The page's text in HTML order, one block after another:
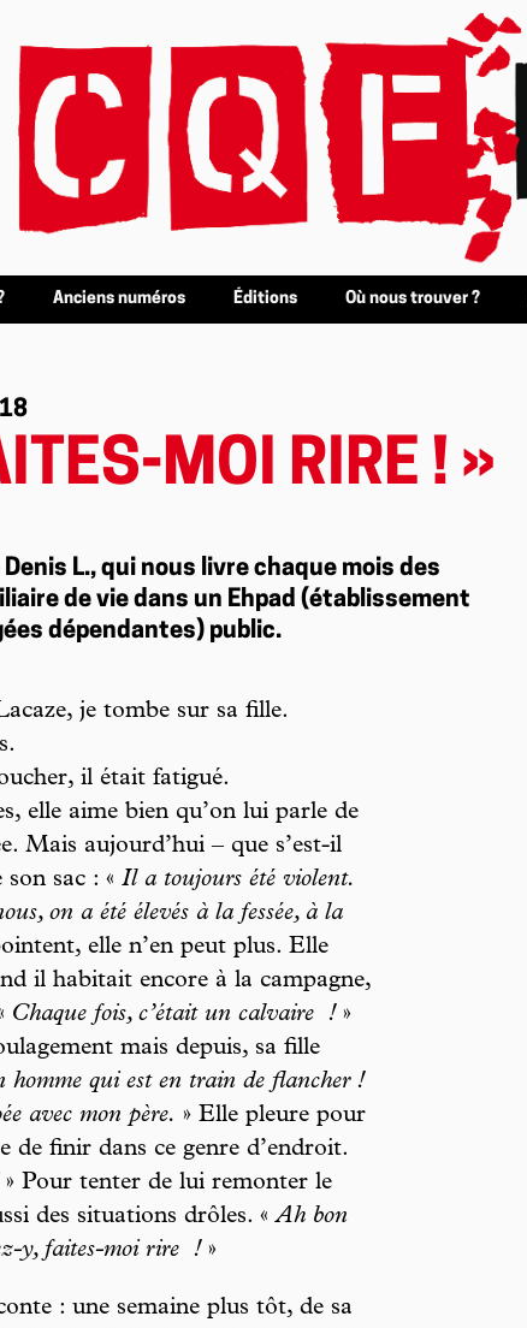
Anciens numéros Éditions Où nous trouver ?
MOI RIRE ! »
L., qui nous livre chaque mois des
de vie dans un Ehpad (établissement
dépendantes) public.
je tombe sur sa fille.
il était fatigué.
elle aime bien qu’on lui parle de
Mais aujourd’hui – que s’est-il
sac : « Il a toujours été violent.
on a été élevés à la fessée, à la
elle n’en peut plus. Elle
il habitait encore à la campagne,
Chaque fois, c’était un calvaire ! »
mais depuis, sa fille
homme qui est en train de flancher !
avec mon père. » Elle pleure pour
de finir dans ce genre d’endroit.
» Pour tenter de lui remonter le
des situations drôles. «Ah bon
y, faites-moi rire ! »
: une semaine plus tôt, de sa